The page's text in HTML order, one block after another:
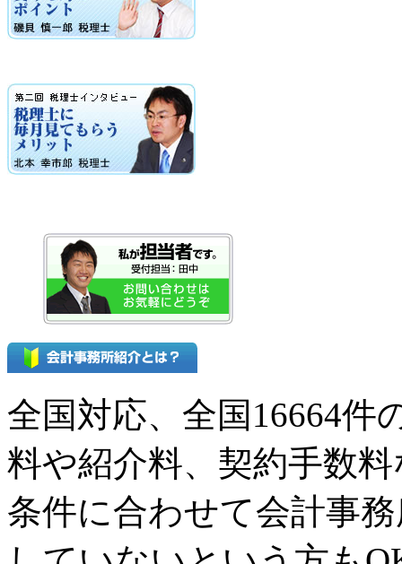
全国対応、全国16664件
料や紹介料、契約手数
条件に合わせて会計事